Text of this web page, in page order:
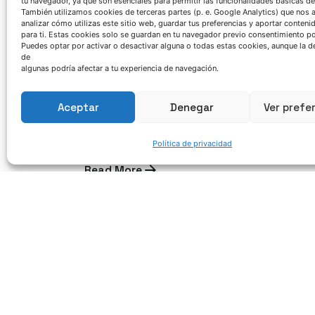
También utilizamos cookies de terceras partes (p. e. Google Analytics) que nos
analizar cómo utilizas este sitio web, guardar tus preferencias y aportar
para ti. Estas cookies solo se guardan en tu navegador previo consentimiento
Puedes optar por activar o desactivar alguna o todas estas cookies, aunque la
de
algunas podría afectar a tu experiencia de navegación.
Aceptar Denegar Ver
Política de privacidad
hacia sistemas aglomerantes
inorgánicos en fundición de
hierro es viable a partir de un
robusto análisis de cada
proceso”
Entrevista
Read More